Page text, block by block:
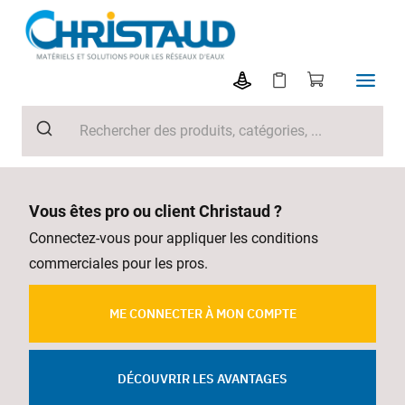
Vous êtes pro ou client Christaud ?
Connectez-vous pour appliquer les conditions
commerciales pour les pros.
ME CONNECTER À MON COMPTE
DÉCOUVRIR LES AVANTAGES